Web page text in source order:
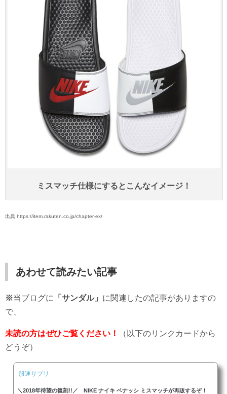
ミスマッチ仕様にするとこんなイメージ！
出典 https://item.rakuten.co.jp/chapter-ex/
あわせて読みたい記事
※当ブログに 「サンダル」 に関連したの記事がありますの
で、
未読の方はぜひご覧ください！
（以下のリンクカードから
どうぞ）
服速サプリ
＼2018年待望の復刻!!／ NIKE ナイキ ベナッシ ミスマッチが再販するぞ！